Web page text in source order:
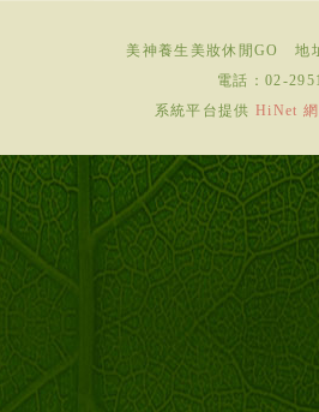
美神養生美妝休閒GO
地
電話： 02-
系統平台提供HiNet